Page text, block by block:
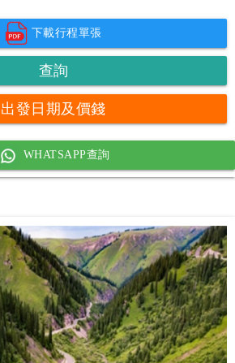
下載行程單張
查詢
出發日期及價錢
WHATSAPP查詢